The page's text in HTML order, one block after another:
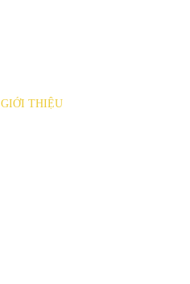
GIỚI THIỆU